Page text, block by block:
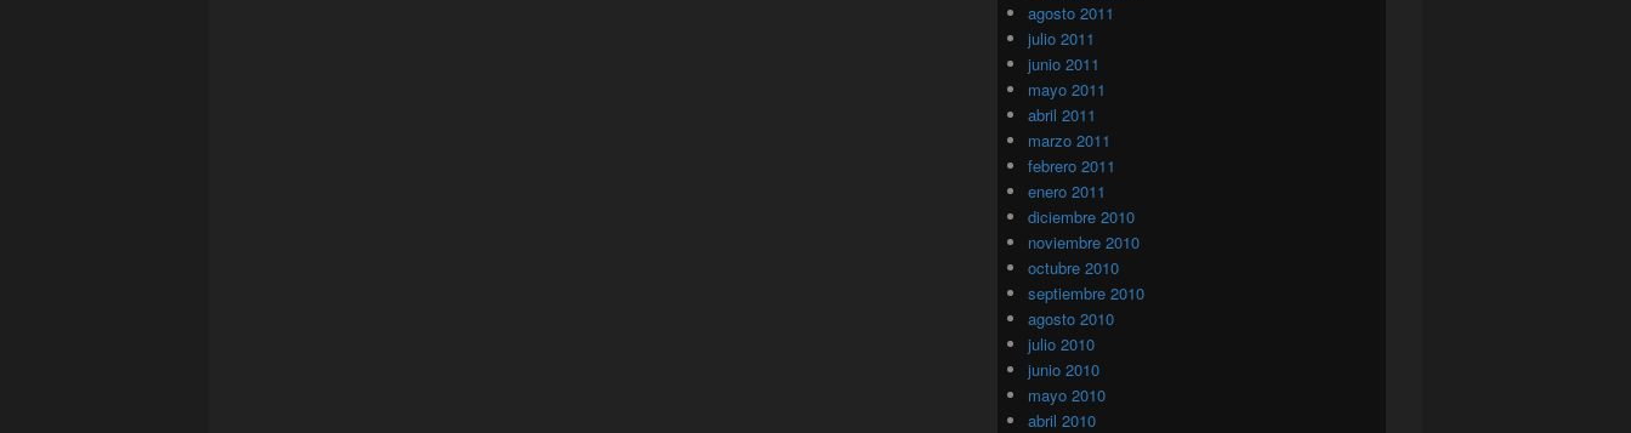
agosto 2011
julio 2011
junio 2011
mayo 2011
abril 2011
marzo 2011
febrero 2011
enero 2011
diciembre 2010
noviembre 2010
octubre 2010
septiembre 2010
agosto 2010
julio 2010
junio 2010
mayo 2010
abril 2010